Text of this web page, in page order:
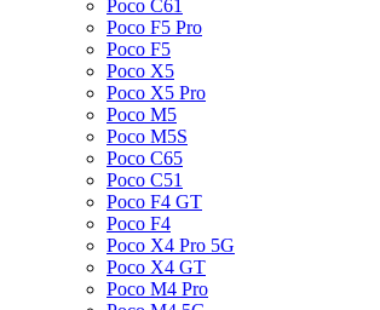
Poco C61
Poco F5 Pro
Poco F5
Poco X5
Poco X5 Pro
Poco M5
Poco M5S
Poco C65
Poco C51
Poco F4 GT
Poco F4
Poco X4 Pro 5G
Poco X4 GT
Poco M4 Pro